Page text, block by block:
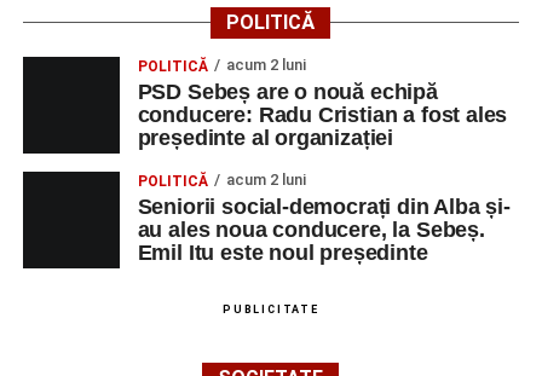
Am descoperit că multa știință ori funcția sau statutul nu
ține loc de caracter, de omenie. Voi păstra gândul ferm că
omul sfințește locul.”(Prof. Ciobanu Crenguța Vasilica)
„O mare familie, o comunitate pentru trup, minte și suflet,
un mod de a lua o gură de aer într-un bombardament
informatic, mediatic și psihologic.”
„Voi merge acasă cu gândul că educația și nu numai are
POLITICĂ
POLITICĂ acum 2 luni
PSD Sebeș are o nouă echipă
conducere: Radu Cristian a fost ales
președinte al organizației
POLITICĂ acum 2 luni
Seniorii social-democrați din Alba și-
au ales noua conducere, la Sebeș.
Emil Itu este noul președinte
PUBLICITATE